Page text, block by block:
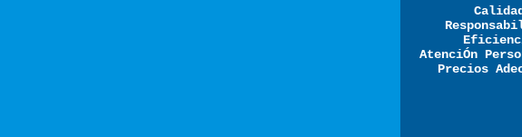
AtenciÓn
Precios